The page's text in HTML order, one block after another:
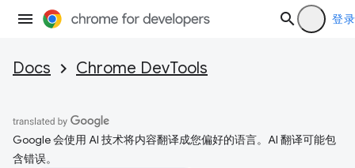
登录
Docs Chrome DevTools
Google 会使用 AI 技术将内容翻译成您偏好的语言。AI 翻译可能包
含错误。